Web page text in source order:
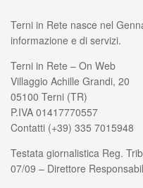
Terni in Rete nasce nel
informazione e di servizi.
Terni in Rete – On Web
Villaggio Achille Grandi, 20
05100 Terni (TR)
P.IVA 01417770557
Contatti (+39) 335 7015948
Testata giornalistica Reg.
07/09 – Direttore